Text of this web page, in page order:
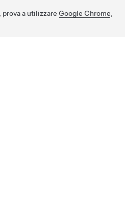
a utilizzare Google Chrome,